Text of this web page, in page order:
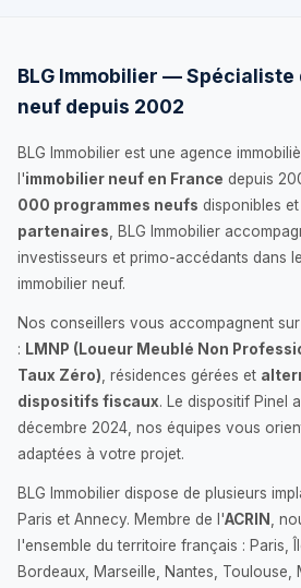
BLG Immobilier —
neuf depuis 2002
BLG Immobilier est une agence
l'immobilier neuf en France depuis
000 programmes neufs disponibles et
partenaires , BLG Immobilier
investisseurs et primo-accédants dans
immobilier neuf.
Nos conseillers vous accompagnent
: LMNP (Loueur Meublé Non
Taux Zéro) , résidences gérées et
dispositifs fiscaux. Le dispositif Pinel
décembre 2024, nos équipes vous
adaptées à votre projet.
BLG Immobilier dispose de plusieurs
Paris et Annecy. Membre de l'ACRIN
,
l'ensemble du territoire français : Paris,
Bordeaux, Marseille, Nantes, Toulouse,